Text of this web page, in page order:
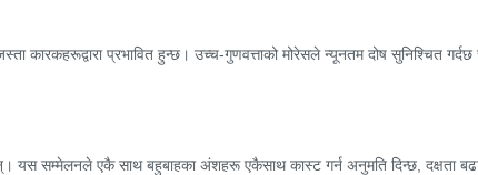
कारकहरूद्वारा प्रभावित हुन्छ। उच्च-गुणवत्ताको मोरेसले न्यूनतम दोष सुनिश्चित
सम्मेलनले एकै साथ बहुबाहका अंशहरू एकैसाथ कास्ट गर्न अनुमति दिन्छ, दक्षता